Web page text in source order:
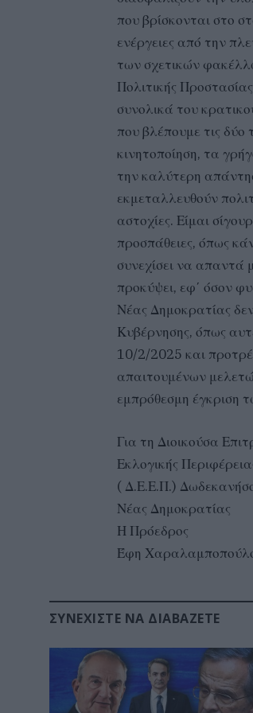
που βρίσκονται στο
ενέργειες από την
των σχετικών
Πολιτικής
συνολικά του
που βλέπουμε τις
κινητοποίηση, τα
την καλύτερη
εκμεταλλευθούν
αστοχίες. Είμαι
προσπάθειες, όπως
συνεχίσει να απαντά
προκύψει, εφ΄ όσον
Νέας Δημοκρατίας
Κυβέρνησης, όπως
10/2/2025 και
απαιτουμένων
εμπρόθεσμη έγκριση
Για τη Διοικούσα
Εκλογικής
( Δ.Ε.Ε.Π.)
Νέας Δημοκρατίας
Η Πρόεδρος
Έφη
ΣΥΝΕΧΊΣΤΕ ΝΑ ΔΙΑΒΆΖΕΤΕ